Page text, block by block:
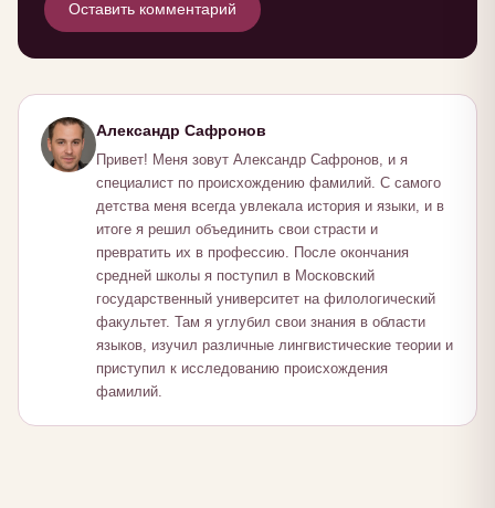
Оставить комментарий
Александр Сафронов
Привет! Меня зовут Александр Сафронов, и я
специалист по происхождению фамилий. С самого
детства меня всегда увлекала история и языки, и в
итоге я решил объединить свои страсти и
превратить их в профессию. После окончания
средней школы я поступил в Московский
государственный университет на филологический
факультет. Там я углубил свои знания в области
языков, изучил различные лингвистические теории и
приступил к исследованию происхождения
фамилий.